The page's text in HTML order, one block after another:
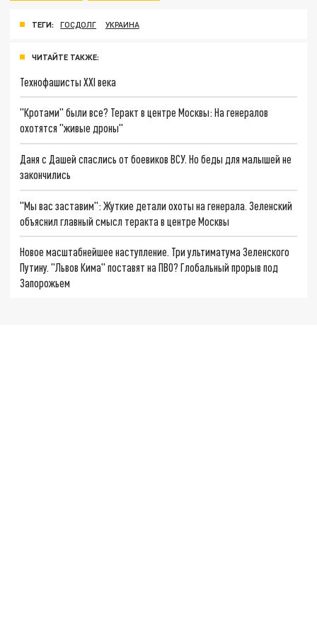
ТЕГИ: ГОСДОЛГ УКРАИНА
ЧИТАЙТЕ ТАКЖЕ:
Технофашисты XXI века
"Кротами" были все? Теракт в центре Москвы: На генералов
охотятся "живые дроны"
Даня с Дашей спаслись от боевиков ВСУ. Но беды для малышей не
закончились
"Мы вас заставим": Жуткие детали охоты на генерала. Зеленский
объяснил главный смысл теракта в центре Москвы
Новое масштабнейшее наступление. Три ультиматума Зеленского
Путину. "Львов Кима" поставят на ПВО? Глобальный прорыв под
Запорожьем